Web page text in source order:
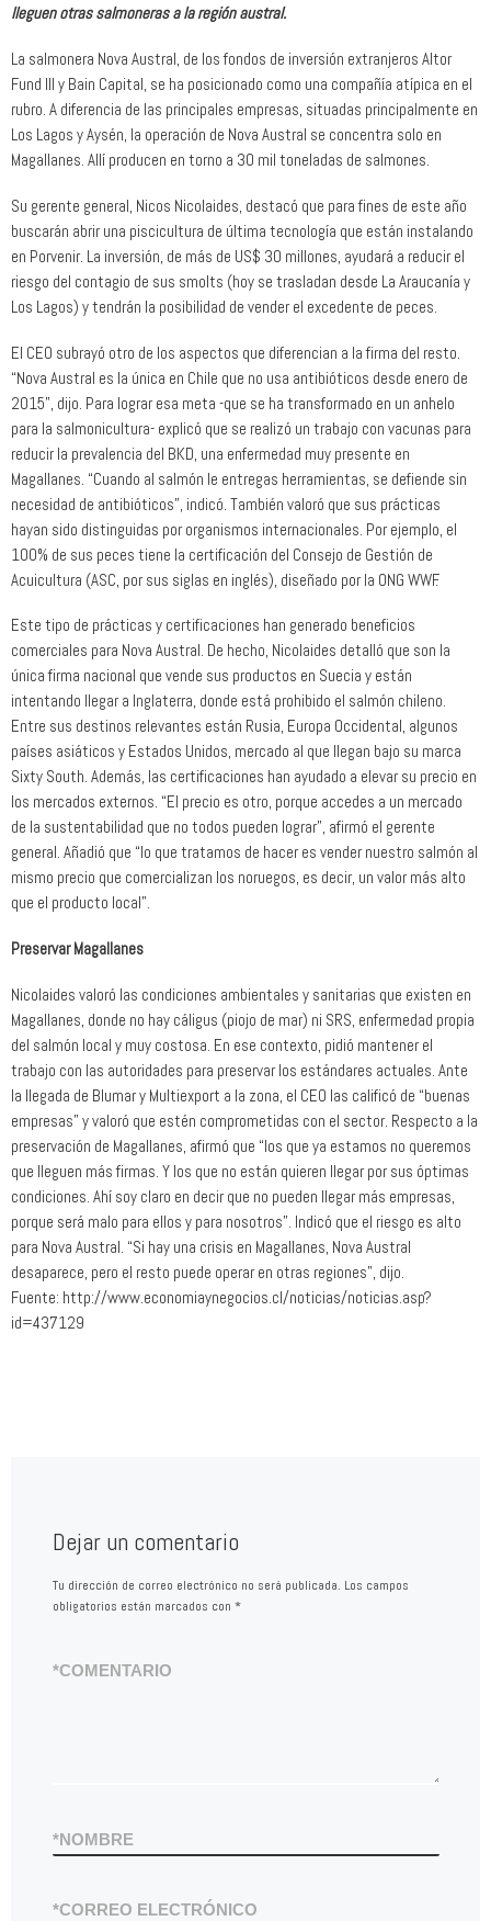
lleguen otras salmoneras a la región austral.
La salmonera Nova Austral, de los fondos de inversión extranjeros Altor
Fund III y Bain Capital, se ha posicionado como una compañía atípica en el
rubro. A diferencia de las principales empresas, situadas principalmente en
Los Lagos y Aysén, la operación de Nova Austral se concentra solo en
Magallanes. Allí producen en torno a 30 mil toneladas de salmones.
Su gerente general, Nicos Nicolaides, destacó que para fines de este año
buscarán abrir una piscicultura de última tecnología que están instalando
en Porvenir. La inversión, de más de US$ 30 millones, ayudará a reducir el
riesgo del contagio de sus smolts (hoy se trasladan desde La Araucanía y
Los Lagos) y tendrán la posibilidad de vender el excedente de peces.
El CEO subrayó otro de los aspectos que diferencian a la firma del resto.
“Nova Austral es la única en Chile que no usa antibióticos desde enero de
2015”, dijo. Para lograr esa meta -que se ha transformado en un anhelo
para la salmonicultura- explicó que se realizó un trabajo con vacunas para
reducir la prevalencia del BKD, una enfermedad muy presente en
Magallanes. “Cuando al salmón le entregas herramientas, se defiende sin
necesidad de antibióticos”, indicó. También valoró que sus prácticas
hayan sido distinguidas por organismos internacionales. Por ejemplo, el
100% de sus peces tiene la certificación del Consejo de Gestión de
Acuicultura (ASC, por sus siglas en inglés), diseñado por la ONG WWF.
Este tipo de prácticas y certificaciones han generado beneficios
comerciales para Nova Austral. De hecho, Nicolaides detalló que son la
única firma nacional que vende sus productos en Suecia y están
intentando llegar a Inglaterra, donde está prohibido el salmón chileno.
Entre sus destinos relevantes están Rusia, Europa Occidental, algunos
países asiáticos y Estados Unidos, mercado al que llegan bajo su marca
Sixty South. Además, las certificaciones han ayudado a elevar su precio en
los mercados externos. “El precio es otro, porque accedes a un mercado
de la sustentabilidad que no todos pueden lograr”, afirmó el gerente
general. Añadió que “lo que tratamos de hacer es vender nuestro salmón al
mismo precio que comercializan los noruegos, es decir, un valor más alto
que el producto local”.
Preservar Magallanes
Nicolaides valoró las condiciones ambientales y sanitarias que existen en
Magallanes, donde no hay cáligus (piojo de mar) ni SRS, enfermedad propia
del salmón local y muy costosa. En ese contexto, pidió mantener el
trabajo con las autoridades para preservar los estándares actuales. Ante
la llegada de Blumar y Multiexport a la zona, el CEO las calificó de “buenas
empresas” y valoró que estén comprometidas con el sector. Respecto a la
preservación de Magallanes, afirmó que “los que ya estamos no queremos
que lleguen más firmas. Y los que no están quieren llegar por sus óptimas
condiciones. Ahí soy claro en decir que no pueden llegar más empresas,
porque será malo para ellos y para nosotros”. Indicó que el riesgo es alto
para Nova Austral. “Si hay una crisis en Magallanes, Nova Austral
desaparece, pero el resto puede operar en otras regiones”, dijo.
Fuente: http://www.economiaynegocios.cl/noticias/noticias.asp?
id=437129
Dejar un comentario
Tu dirección de correo electrónico no será publicada. Los campos
obligatorios están marcados con *
COMENTARIO
*
NOMBRE
*
CORREO ELECTRÓNICO
*